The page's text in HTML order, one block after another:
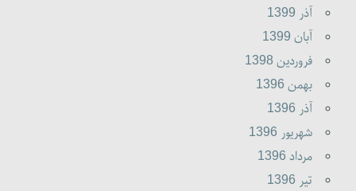
آذر 1399
آبان 1399
فروردين 1398
بهمن 1396
آذر 1396
شهريور 1396
مرداد 1396
تير 1396